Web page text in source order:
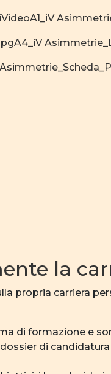
A1_iV
A4_iV
la
propria carriera
di formazione e
di